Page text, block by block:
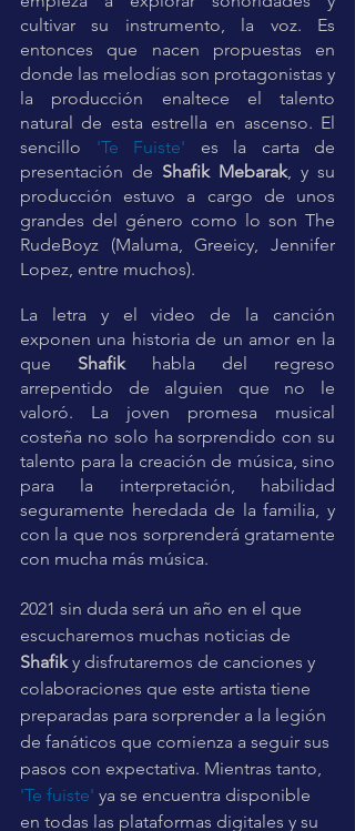
cultivar su instrumento, la voz. Es
entonces que nacen propuestas en
donde las melodías son protagonistas y
la producción enaltece el talento
natural de esta estrella en ascenso. El
sencillo 'Te Fuiste' es la carta de
presentación de Shafik Mebarak , y su
producción estuvo a cargo de unos
grandes del género como lo son The
RudeBoyz (Maluma, Greeicy, Jennifer
Lopez, entre muchos).
La letra y el video de la canción
exponen una historia de un amor en la
que Shafik habla del regreso
arrepentido de alguien que no le
valoró. La joven promesa musical
costeña no solo ha sorprendido con su
talento para la creación de música, sino
para la interpretación, habilidad
seguramente heredada de la familia, y
con la que nos sorprenderá gratamente
con mucha más música.
2021 sin duda será un año en el que
escucharemos muchas noticias de
Shafik y disfrutaremos de canciones y
colaboraciones que este artista tiene
preparadas para sorprender a la legión
de fanáticos que comienza a seguir sus
pasos con expectativa. Mientras tanto,
'Te fuiste' ya se encuentra disponible
en todas las plataformas digitales y su